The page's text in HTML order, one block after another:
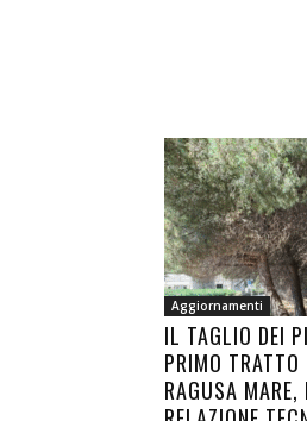
Aggiornamenti
IL TAGLIO DEI
PRIMO TRATTO
RAGUSA MARE,